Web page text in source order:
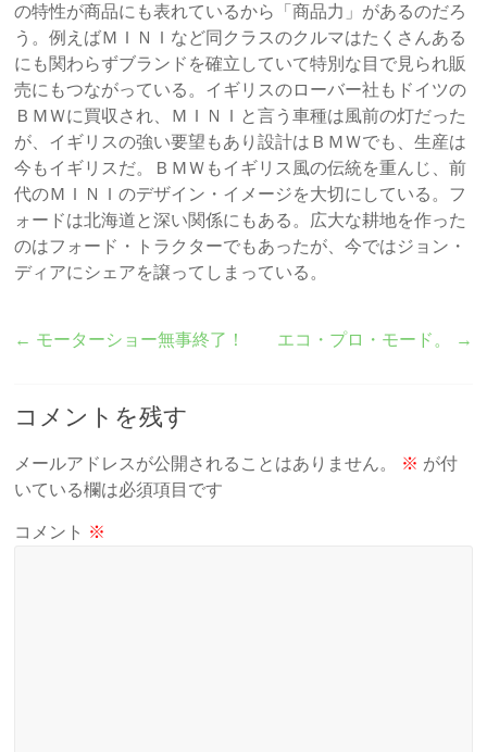
の特性が商品にも表れているから「商品力」があるのだろ
う。例えばＭＩＮＩなど同クラスのクルマはたくさんある
にも関わらずブランドを確立していて特別な目で見られ販
売にもつながっている。イギリスのローバー社もドイツの
ＢＭＷに買収され、ＭＩＮＩと言う車種は風前の灯だった
が、イギリスの強い要望もあり設計はＢＭＷでも、生産は
今もイギリスだ。ＢＭＷもイギリス風の伝統を重んじ、前
代のＭＩＮＩのデザイン・イメージを大切にしている。フ
ォードは北海道と深い関係にもある。広大な耕地を作った
のはフォード・トラクターでもあったが、今ではジョン・
ディアにシェアを譲ってしまっている。
← モーターショー無事終了！ エコ・プロ・モード。 →
コメントを残す
メールアドレスが公開されることはありません。 ※ が付
いている欄は必須項目です
コメント ※